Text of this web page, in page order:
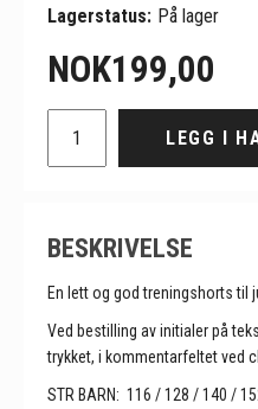
Lagerstatus: På lager
NOK199,00
LEGG I
BESKRIVELSE
En lett og god treningshorts til
Ved bestilling av initialer på
trykket, i kommentarfeltet ved
STR BARN: 116 / 128 / 140 /